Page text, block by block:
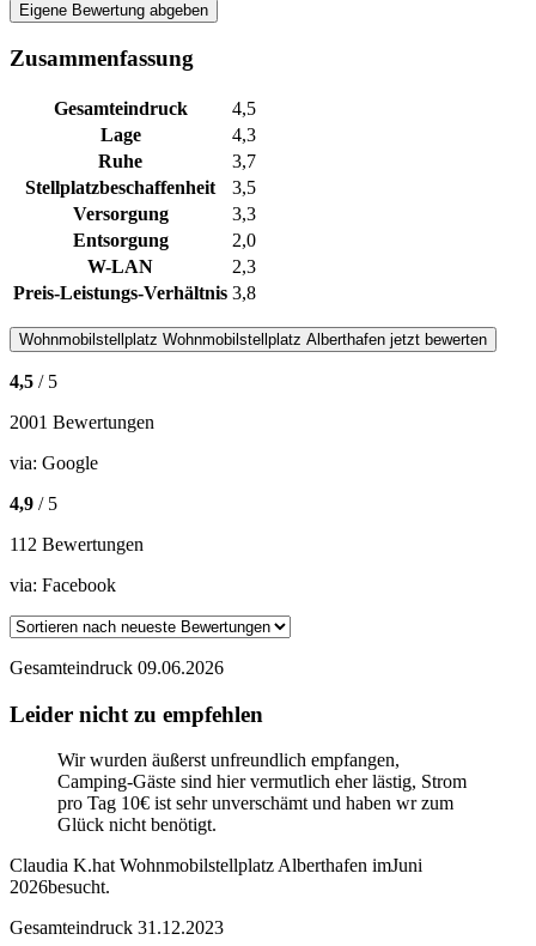
Eigene Bewertung abgeben
Zusammenfassung
Gesamteindruck
4,5
Lage
4,3
Ruhe
3,7
Stellplatzbeschaffenheit
3,5
Versorgung
3,3
Entsorgung
2,0
W-LAN
2,3
Preis-Leistungs-Verhältnis 3,8
Wohnmobilstellplatz Wohnmobilstellplatz Alberthafen jetzt bewerten
4,5 / 5
2001 Bewertungen
via: Google
4,9 / 5
112 Bewertungen
via: Facebook
Gesamteindruck 09.06.2026
Leider nicht zu empfehlen
Wir wurden äußerst unfreundlich empfangen,
Camping-Gäste sind hier vermutlich eher lästig, Strom
pro Tag 10€ ist sehr unverschämt und haben wr zum
Glück nicht benötigt.
Claudia K.hat Wohnmobilstellplatz Alberthafen imJuni
2026besucht.
Gesamteindruck 31.12.2023